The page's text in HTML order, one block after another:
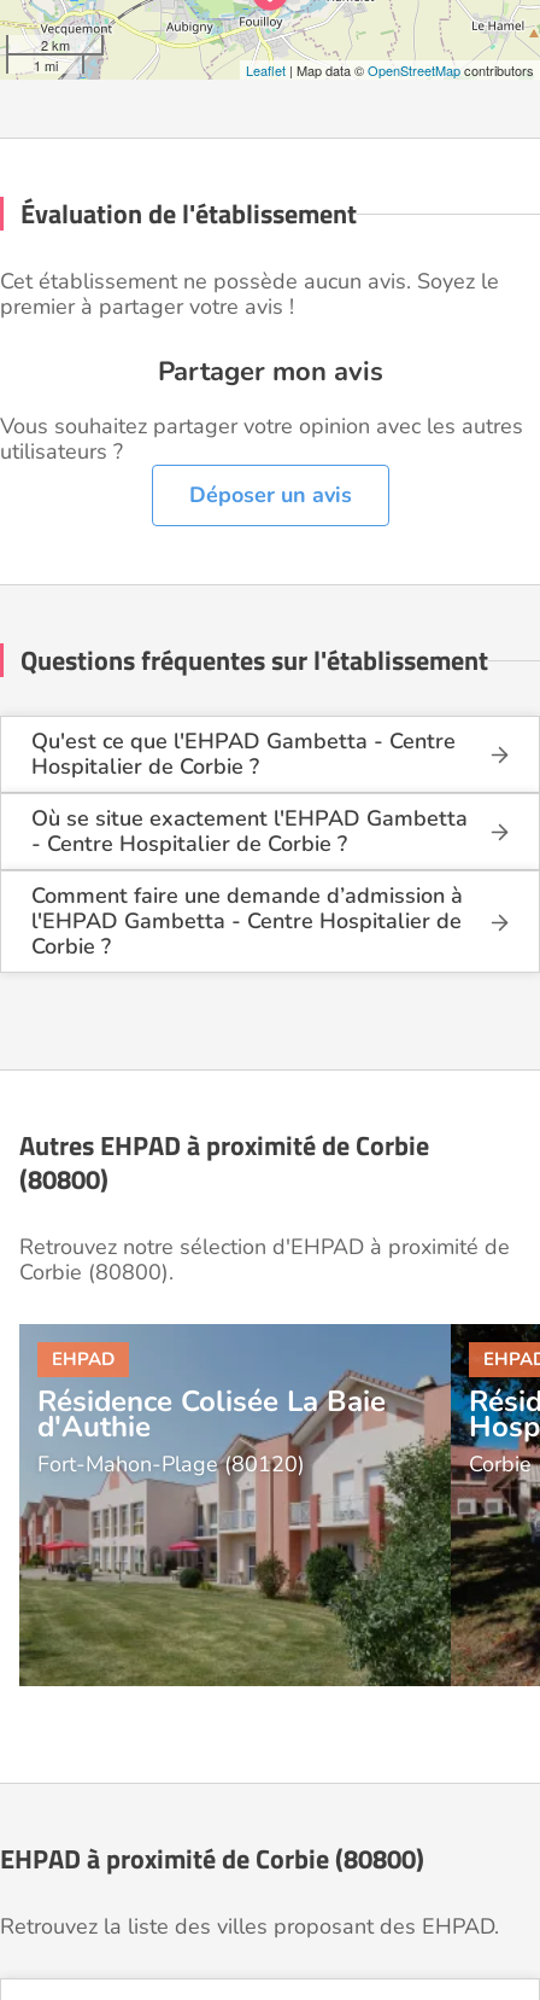
2 km
1 mi
Leaflet | Map data ©OpenStreetMapcontributors
Évaluation de l'établissement
Cet établissement ne possède aucun avis. Soyez le
premier à partager votre avis !
Partager mon avis
Vous souhaitez partager votre opinion avec les autres
utilisateurs ?
Déposer un avis
Questions fréquentes sur l'établissement
Qu'est ce que l'EHPAD Gambetta - Centre
Hospitalier de Corbie ?
L'EHPAD Gambetta - Centre Hospitalier de Corbie
est une maison de retraite médicalisée de type
USLD (Unité de Soins Longue Durée), hébergement
permanent , située à Corbie (80800).
Où se situe exactement l'EHPAD Gambetta
- Centre Hospitalier de Corbie ?
L'EHPAD Gambetta - Centre Hospitalier de Corbie
est situé 33 Rue Gambetta à Corbie (80800), dans
la Somme (80).
Comment faire une demande d’admission à
l'EHPAD Gambetta - Centre Hospitalier de
Corbie ?
La demande s’effectue directement via le formulaire
les coûts et les démarches administratives
Autres EHPAD à proximité de Corbie
(80800)
Retrouvez notre sélection d'EHPAD à proximité de
Corbie (80800).
Résidence Colisée La Baie
d'Authie
Fort-Mahon-Plage (80120)
EHPAD à proximité de Corbie (80800)
Retrouvez la liste des villes proposant des EHPAD.